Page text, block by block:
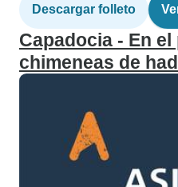
Descargar folleto
Capadocia - En el
chimeneas de